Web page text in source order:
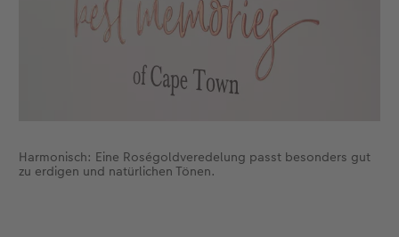
Harmonisch: Eine Roségoldveredelung passt besonders gut
zu erdigen und natürlichen Tönen.